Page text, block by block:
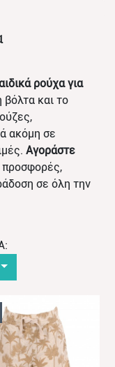
ρούχα για
βόλτα και το
ακόμη σε
Αγοράστε
σε όλη την